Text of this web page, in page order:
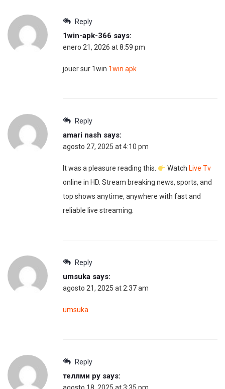
Reply
1win-apk-366 says:
enero 21, 2026 at 8:59 pm
jouer sur 1win 1win apk
Reply
amari nash says:
agosto 27, 2025 at 4:10 pm
It was a pleasure reading this. Watch Live Tv
online in HD. Stream breaking news, sports, and
top shows anytime, anywhere with fast and
reliable live streaming.
Reply
umsuka says:
agosto 21, 2025 at 2:37 am
umsuka
Reply
теллми ру says: